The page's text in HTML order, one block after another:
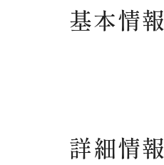
基本情報
詳細情報